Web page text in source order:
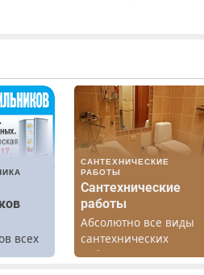
всех
САНТЕХНИЧЕСКИЕ
РАБОТЫ
Сантехнические
работы
Абсолютно все виды
сантехнических
работ. Быстро.